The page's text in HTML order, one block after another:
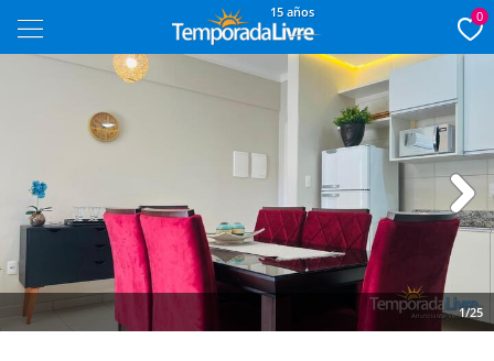
15 años 0
1/25
Next